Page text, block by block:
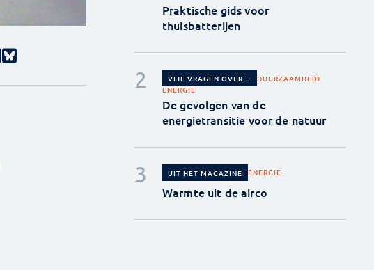
Praktische gids voor
thuisbatterijen
VIJF VRAGEN OVER...
DUURZAAMHEID
ENERGIE
De gevolgen van de
energietransitie voor de natuur
UIT HET MAGAZINE ENERGIE
Warmte uit de airco